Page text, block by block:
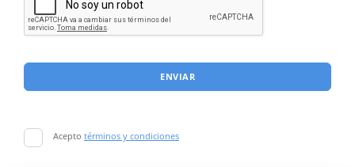
ENVIAR
Acepto términos y condiciones